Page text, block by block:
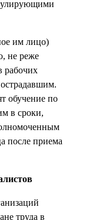
им лицо)
не реже
рабочих
обучение по
в сроки,
после приема
труда в